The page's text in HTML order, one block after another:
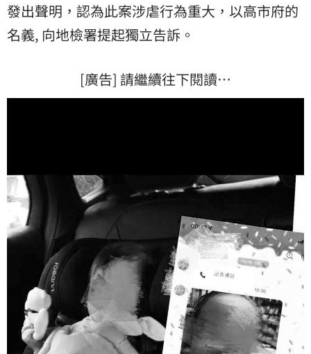
發出聲明，認為此案涉虐行為重大，以高市府的
名義, 向地檢署提起獨立告訴。
[廣告] 請繼續往下閱讀…